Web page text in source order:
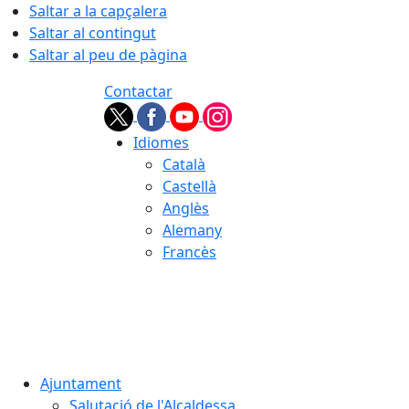
Saltar a la capçalera
Saltar al contingut
Saltar al peu de pàgina
Contactar
Idiomes
Català
Castellà
Anglès
Alemany
Francès
Ajuntament